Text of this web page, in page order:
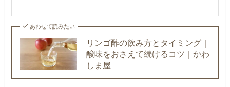
あわせて読みたい
リンゴ酢の飲み方とタイミング｜
酸味をおさえて続けるコツ｜かわ
しま屋